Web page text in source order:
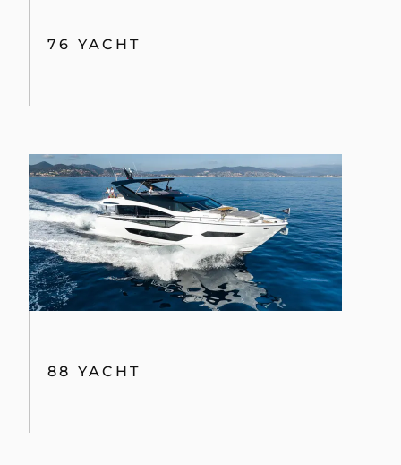
76 YACHT
88 YACHT